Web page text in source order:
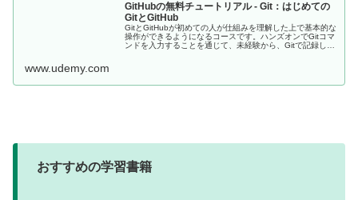
GitHubの無料チュートリアル - Git：はじめての
GitとGitHub
GitとGitHubが初めての人が仕組みを理解した上で基本的な
操作ができるようになるコースです。ハンズオンでGitコマ
ンドを入力することを通じて、未経験から、Gitで記録し
www.udemy.com
おすすめの学習書籍